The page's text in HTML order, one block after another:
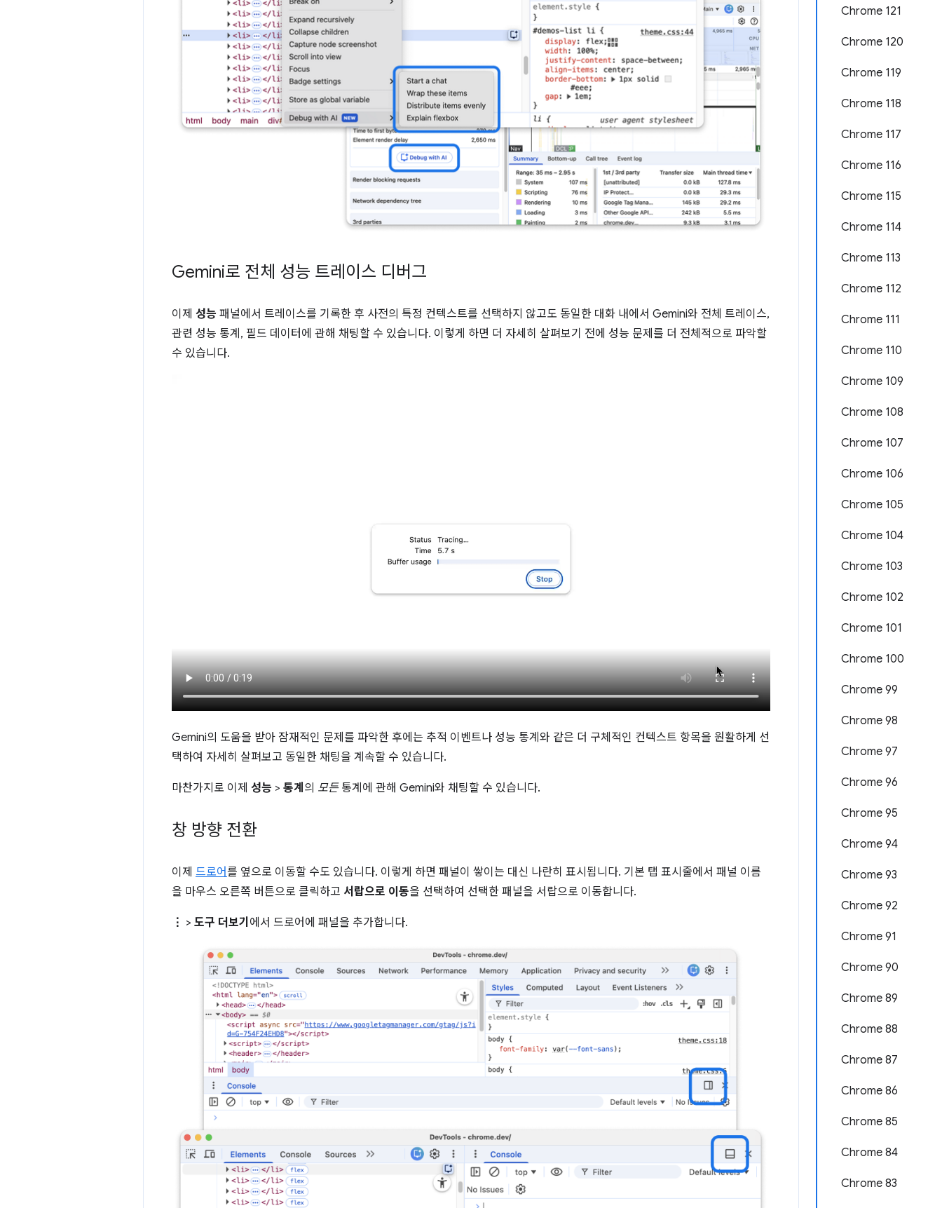
Chrome 121
Chrome 120
Chrome 119
Chrome 118
Chrome 117
Chrome 116
Chrome 115
Chrome 114
Chrome 113
Chrome 112
Chrome 111
Chrome 110
Chrome 109
Chrome 108
Chrome 107
Chrome 106
Chrome 105
Chrome 104
Chrome 103
Chrome 102
Chrome 101
Chrome 100
Chrome 99
Chrome 98
Chrome 97
Chrome 96
Chrome 95
Chrome 94
Chrome 93
Chrome 92
Chrome 91
Chrome 90
Chrome 89
Chrome 88
Chrome 87
Chrome 86
Chrome 85
Chrome 84
Chrome 83
Gemini로 전체 성능 트레이스 디버그
이제 성능 패널에서 트레이스를 기록한 후 사전의 특정 컨텍스트를 선택하지 않고도 동일한 대화 내에서 Gemini와 전체 트레이스,
관련 성능 통계, 필드 데이터에 관해 채팅할 수 있습니다. 이렇게 하면 더 자세히 살펴보기 전에 성능 문제를 더 전체적으로 파악할
수 있습니다.
Gemini의 도움을 받아 잠재적인 문제를 파악한 후에는 추적 이벤트나 성능 통계와 같은 더 구체적인 컨텍스트 항목을 원활하게 선
택하여 자세히 살펴보고 동일한 채팅을 계속할 수 있습니다.
마찬가지로 이제 성능 > 통계 의 모든통계에 관해 Gemini와 채팅할 수 있습니다.
창 방향 전환
이제 드로어를 옆으로 이동할 수도 있습니다. 이렇게 하면 패널이 쌓이는 대신 나란히 표시됩니다. 기본 탭 표시줄에서 패널 이름
을 마우스 오른쪽 버튼으로 클릭하고 서랍으로 이동을 선택하여 선택한 패널을 서랍으로 이동합니다.
⋮ > 도구 더보기 에서 드로어에 패널을 추가합니다.